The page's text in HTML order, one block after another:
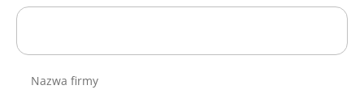
Nazwa firmy